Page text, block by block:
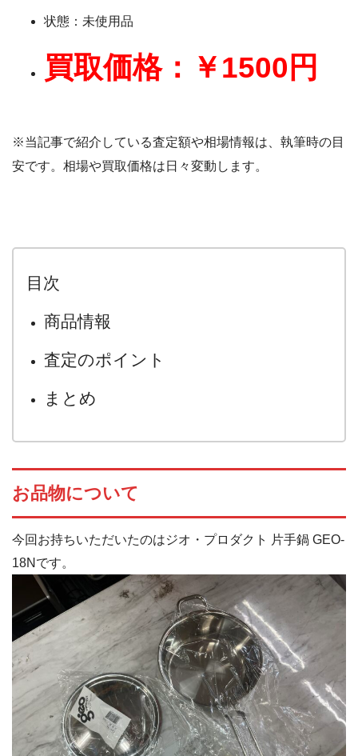
状態：未使用品
買取価格：￥1500 円
※当記事で紹介している査定額や相場情報は、執筆時の目
安です。相場や買取価格は日々変動します。
目次
商品情報
査定のポイント
まとめ
お品物について
今回お持ちいただいたのはジオ・プロダクト 片手鍋 GEO-
18Nです。